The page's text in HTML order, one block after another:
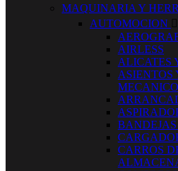
MAQUINARIA Y
AUTOMOCION 
AIRLESS
ALICATES
ASIENTOS
CARROS